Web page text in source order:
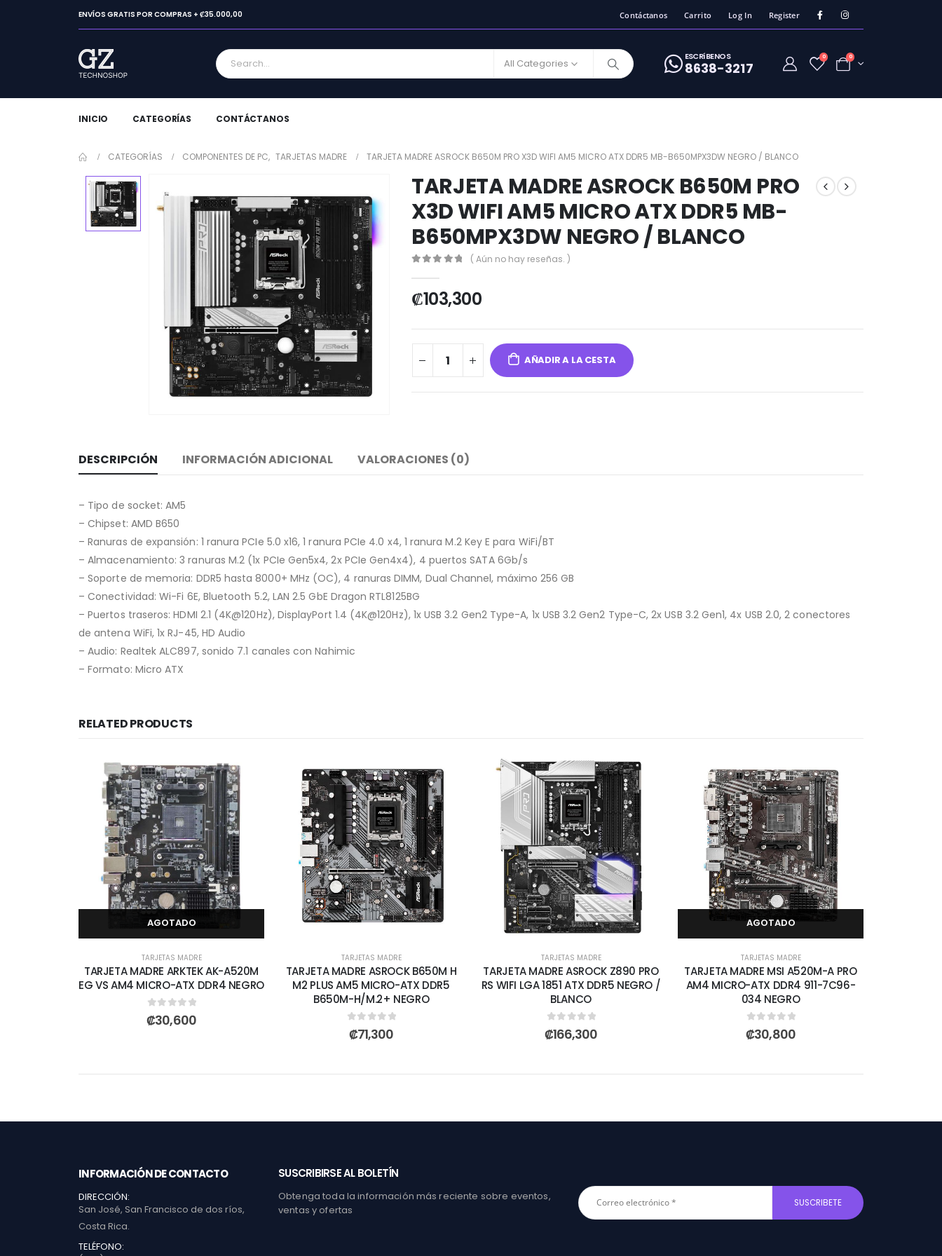
ENVÍOS GRATIS POR COMPRAS + ₡35.000,00 Contáctanos Carrito Log In Register
All Categories
ESCRíBENOS
8638-3217
0 0
INICIO CATEGORÍAS CONTÁCTANOS
CATEGORÍAS COMPONENTES DE PC, TARJETAS MADRE TARJETA MADRE ASROCK B650M PRO X3D WIFI AM5 MICRO ATX DDR5 MB-B650MPX3DW NEGRO / BLANCO
TARJETA MADRE ASROCK B650M PRO
X3D WIFI AM5 MICRO ATX DDR5 MB-
B650MPX3DW NEGRO / BLANCO
( Aún no hay reseñas. )
₡103,300
AÑADIR A LA CESTA
DESCRIPCIÓN INFORMACIÓN ADICIONAL VALORACIONES (0)
– Tipo de socket: AM5
– Chipset: AMD B650
– Ranuras de expansión: 1 ranura PCIe 5.0 x16, 1 ranura PCIe 4.0 x4, 1 ranura M.2 Key E para WiFi/BT
– Almacenamiento: 3 ranuras M.2 (1x PCIe Gen5x4, 2x PCIe Gen4x4), 4 puertos SATA 6Gb/s
– Soporte de memoria: DDR5 hasta 8000+ MHz (OC), 4 ranuras DIMM, Dual Channel, máximo 256 GB
– Conectividad: Wi-Fi 6E, Bluetooth 5.2, LAN 2.5 GbE Dragon RTL8125BG
– Puertos traseros: HDMI 2.1 (4K@120Hz), DisplayPort 1.4 (4K@120Hz), 1x USB 3.2 Gen2 Type-A, 1x USB 3.2 Gen2 Type-C, 2x USB 3.2 Gen1, 4x USB 2.0, 2 conectores
de antena WiFi, 1x RJ-45, HD Audio
– Audio: Realtek ALC897, sonido 7.1 canales con Nahimic
– Formato: Micro ATX
RELATED PRODUCTS
AGOTADO
TARJETAS MADRE
TARJETA MADRE ARKTEK AK-A520M
EG VS AM4 MICRO-ATX DDR4 NEGRO
0out of 5
₡30,600
TARJETAS MADRE
TARJETA MADRE ASROCK B650M H
M2 PLUS AM5 MICRO-ATX DDR5
B650M-H/M.2+ NEGRO
0out of 5
₡71,300
TARJETAS MADRE
TARJETA MADRE ASROCK Z890 PRO
RS WIFI LGA 1851 ATX DDR5 NEGRO /
BLANCO
0out of 5
₡166,300
AGOTADO
TARJETAS MADRE
TARJETA MADRE MSI A520M-A PRO
AM4 MICRO-ATX DDR4 911-7C96-
034 NEGRO
0out of 5
₡30,800
INFORMACIÓN DE CONTACTO
DIRECCIÓN:
San José, San Francisco de dos ríos,
Costa Rica.
TELÉFONO:
SUSCRIBIRSE AL BOLETÍN
Obtenga toda la información más reciente sobre eventos,
ventas y ofertas